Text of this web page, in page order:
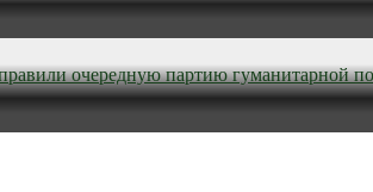
очередную партию гуманитарной